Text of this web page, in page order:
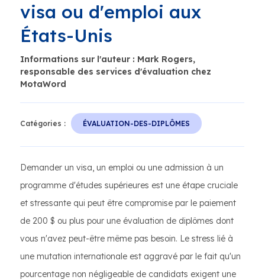
visa ou d'emploi aux
États-Unis
Informations sur l'auteur : Mark Rogers,
responsable des services d'évaluation chez
MotaWord
Catégories : ÉVALUATION-DES-DIPLÔMES
Demander un visa, un emploi ou une admission à un
programme d'études supérieures est une étape cruciale
et stressante qui peut être compromise par le paiement
de 200 $ ou plus pour une évaluation de diplômes dont
vous n'avez peut-être même pas besoin. Le stress lié à
une mutation internationale est aggravé par le fait qu'un
pourcentage non négligeable de candidats exigent une